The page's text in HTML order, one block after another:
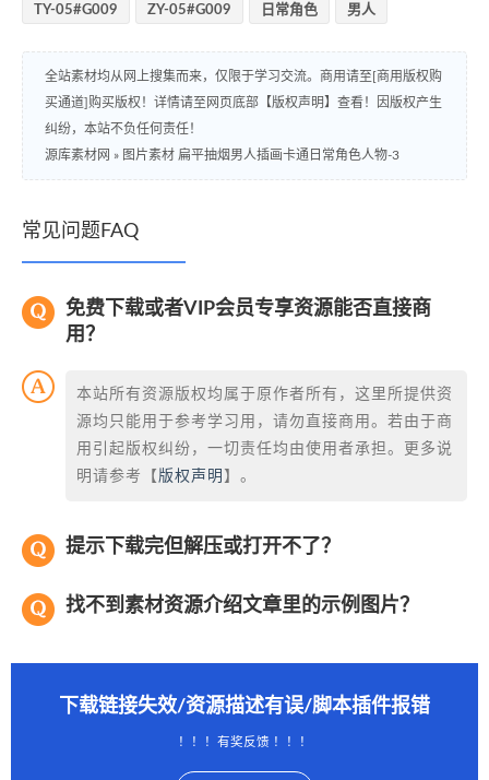
TY-05#G009 ZY-05#G009 日常角色 男人
全站素材均从网上搜集而来，仅限于学习交流。商用请至[商用版权购
买通道]购买版权！详情请至网页底部【版权声明】查看！因版权产生
纠纷，本站不负任何责任！
源库素材网 » 图片素材 扁平抽烟男人插画卡通日常角色人物-3
常见问题FAQ
免费下载或者VIP会员专享资源能否直接商
用？
本站所有资源版权均属于原作者所有，这里所提供资
源均只能用于参考学习用，请勿直接商用。若由于商
用引起版权纠纷，一切责任均由使用者承担。更多说
明请参考【 版权声明 】。
提示下载完但解压或打开不了？
找不到素材资源介绍文章里的示例图片？
下载链接失效/资源描述有误/脚本插件报错
！！！有奖反馈 ！！！